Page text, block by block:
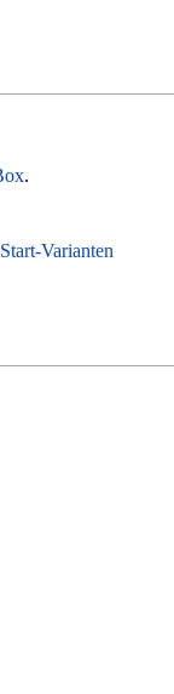
.
Varianten